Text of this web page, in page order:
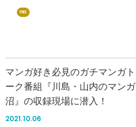
FREE
マンガ好き必見のガチマンガト
ーク番組『川島・山内のマンガ
沼』の収録現場に潜入！
2021.10.06